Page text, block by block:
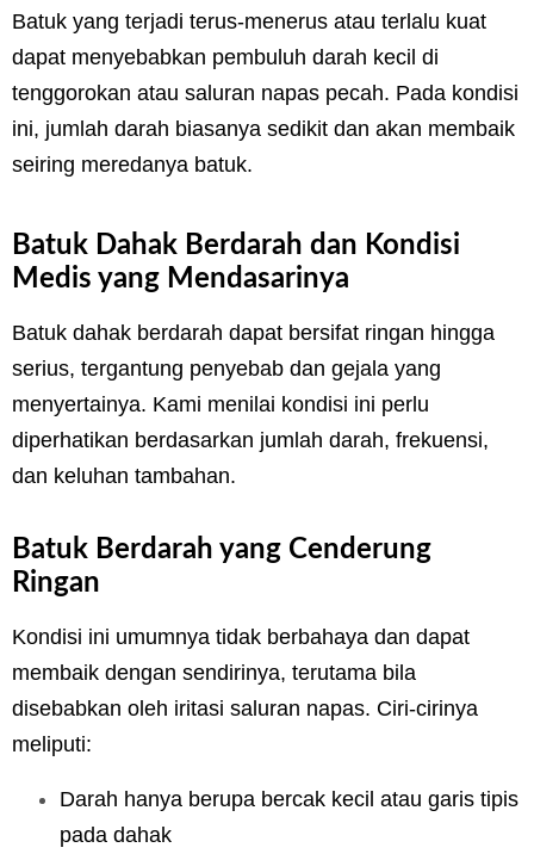
Batuk yang terjadi terus-menerus atau terlalu kuat
dapat menyebabkan pembuluh darah kecil di
tenggorokan atau saluran napas pecah. Pada kondisi
ini, jumlah darah biasanya sedikit dan akan membaik
seiring meredanya batuk.
Batuk Dahak Berdarah dan Kondisi
Medis yang Mendasarinya
Batuk dahak berdarah dapat bersifat ringan hingga
serius, tergantung penyebab dan gejala yang
menyertainya. Kami menilai kondisi ini perlu
diperhatikan berdasarkan jumlah darah, frekuensi,
dan keluhan tambahan.
Batuk Berdarah yang Cenderung
Ringan
Kondisi ini umumnya tidak berbahaya dan dapat
membaik dengan sendirinya, terutama bila
disebabkan oleh iritasi saluran napas. Ciri-cirinya
meliputi:
Darah hanya berupa bercak kecil atau garis tipis
pada dahak